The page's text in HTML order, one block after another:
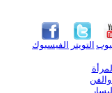
الفيسبوك التويتر